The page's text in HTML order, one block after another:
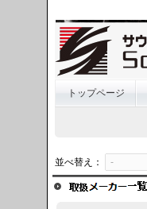
トップページ
並べ替え：